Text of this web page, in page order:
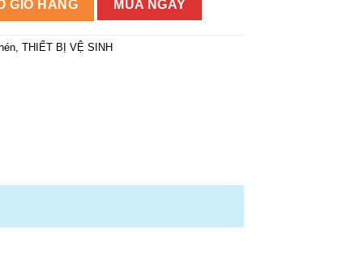
GIỎ HÀNG MUA NGAY
THIẾT BỊ VỆ SINH